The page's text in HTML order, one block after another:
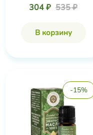
304 ₽ 535 ₽
В корзину
-15%